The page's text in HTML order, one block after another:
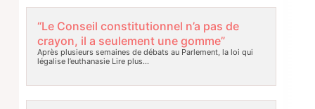
“Le Conseil constitutionnel n’a pas de
crayon, il a seulement une gomme”
Après plusieurs semaines de débats au Parlement, la loi qui
légalise l’euthanasieLire plus…